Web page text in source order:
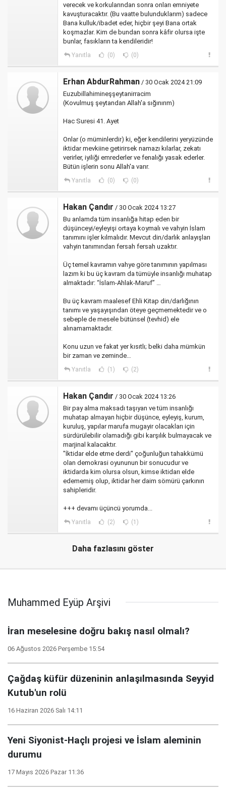
verecek ve korkularından sonra onları emniyete
kavuşturacaktır. (Bu vaatte bulunduklarım) sadece
Bana kulluk/ibadet eder, hiçbir şeyi Bana ortak
koşmazlar. Kim de bundan sonra kâfir olursa işte
bunlar, fasıkların ta kendileridir!
Yanıtla (0) (0)
Erhan AbdurRahman / 30 Ocak 2024 21:09
Euzubillahimineşşeytanirracim
(Kovulmuş şeytandan Allah'a sığınırım)
Hac Suresi 41. Ayet
Onlar (o müminlerdir) ki, eğer kendilerini yeryüzünde
iktidar mevkiine getirirsek namazı kılarlar, zekatı
verirler, iyiliği emrederler ve fenalığı yasak ederler.
Bütün işlerin sonu Allah'a varır.
Yanıtla (0) (0)
Hakan Çandır / 30 Ocak 2024 13:27
Bu anlamda tüm insanlığa hitap eden bir
düşünceyi/eyleyişi ortaya koymalı ve vahyin İslam
tanımını işler kılmalıdır. Mevcut din/darlık anlayışları
vahyin tanımından fersah fersah uzaktır.
Üç temel kavramın vahye göre tanımının yapılması
lazım ki bu üç kavram da tümüyle insanlığı muhatap
almaktadır: “İslam-Ahlak-Maruf” …
Bu üç kavram maalesef Ehli Kitap din/darlığının
tanımı ve yaşayışından öteye geçmemektedir ve o
sebeple de mesele bütünsel (tevhid) ele
alınamamaktadır.
Konu uzun ve fakat yer kısıtlı; belki daha mümkün
bir zaman ve zeminde…
Yanıtla (1) (2)
Hakan Çandır / 30 Ocak 2024 13:26
Bir pay alma maksadı taşıyan ve tüm insanlığı
muhatap almayan hiçbir düşünce, eyleyiş, kurum,
kuruluş, yapılar marufa mugayir olacakları için
sürdürülebilir olamadığı gibi karşılık bulmayacak ve
marjinal kalacaktır.
"İktidar elde etme derdi" çoğunluğun tahakkümü
olan demokrasi oyununun bir sonucudur ve
iktidarda kim olursa olsun, kimse iktidarı elde
edememiş olup, iktidar her daim sömürü çarkının
sahipleridir.
+++ devamı üçüncü yorumda...
Yanıtla (2) (1)
Daha fazlasını göster
Muhammed Eyüp Arşivi
İran meselesine doğru bakış nasıl olmalı?
06 Ağustos 2026 Perşembe 15:54
Çağdaş küfür düzeninin anlaşılmasında Seyyid
Kutub'un rolü
16 Haziran 2026 Salı 14:11
Yeni Siyonist-Haçlı projesi ve İslam aleminin
durumu
17 Mayıs 2026 Pazar 11:36